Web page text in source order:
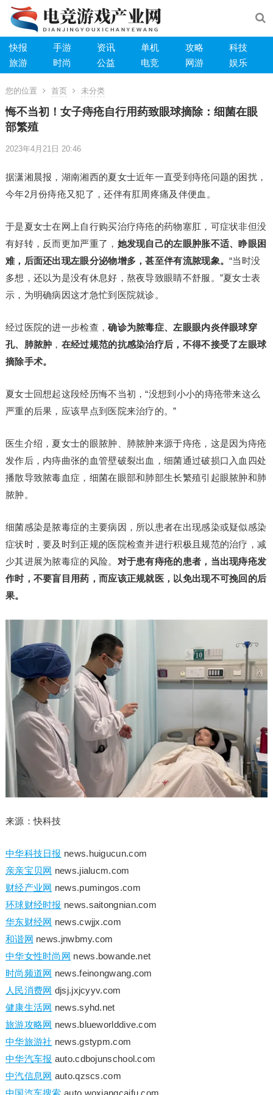
快报 手游 资讯 单机 攻略
科技
旅游
时尚 公益 电竞 网游 娱乐
您的位置 首页 未分类
悔不当初！女子痔疮自行用药致眼球摘除：细菌在眼
部繁殖
2023年4月21日 20:46
据潇湘晨报，湖南湘西的夏女士近年一直受到痔疮问题的困扰，
今年2月份痔疮又犯了，还伴有肛周疼痛及伴便血。
于是夏女士在网上自行购买治疗痔疮的药物塞肛，可症状非但没
有好转，反而更加严重了， 她发现自己的左眼肿胀不适、睁眼困
难，后面还出现左眼分泌物增多，甚至伴有流脓现象。“当时没
多想，还以为是没有休息好，熬夜导致眼睛不舒服。”夏女士表
示，为明确病因这才急忙到医院就诊。
经过医院的进一步检查，确诊为脓毒症、左眼眼内炎伴眼球穿
孔、肺脓肿 ， 在经过规范的抗感染治疗后，不得不接受了左眼球
摘除手术。
夏女士回想起这段经历悔不当初，“没想到小小的痔疮带来这么
严重的后果，应该早点到医院来治疗的。”
医生介绍，夏女士的眼脓肿、肺脓肿来源于痔疮，这是因为痔疮
发作后，内痔曲张的血管壁破裂出血，细菌通过破损口入血四处
播散导致脓毒血症，细菌在眼部和肺部生长繁殖引起眼脓肿和肺
脓肿。
细菌感染是脓毒症的主要病因，所以患者在出现感染或疑似感染
症状时，要及时到正规的医院检查并进行积极且规范的治疗，减
少其进展为脓毒症的风险。 对于患有痔疮的患者，当出现痔疮发
作时，不要盲目用药，而应该正规就医，以免出现不可挽回的后
果。
来源：快科技
中华科技日报 news.huigucun.com
亲亲宝贝网 news.jialucm.com
财经产业网 news.pumingos.com
环球财经时报 news.saitongnian.com
华东财经网 news.cwjjx.com
和谐网 news.jnwbmy.com
中华女性时尚网 news.bowande.net
时尚频道网 news.feinongwang.com
人民消费网 djsj.jxjcyyv.com
健康生活网 news.syhd.net
旅游攻略网 news.blueworlddive.com
中华旅游社 news.gstypm.com
中华汽车报 auto.cdbojunschool.com
中汽信息网 auto.qzscs.com
中国汽车搜索 auto.woxiangcaifu.com